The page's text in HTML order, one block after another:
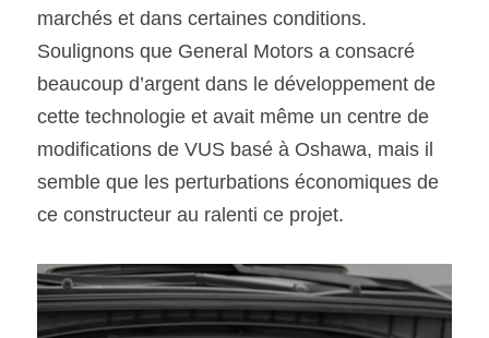
marchés et dans certaines conditions.
Soulignons que General Motors a consacré
beaucoup d’argent dans le développement de
cette technologie et avait même un centre de
modifications de VUS basé à Oshawa, mais il
semble que les perturbations économiques de
ce constructeur au ralenti ce projet.